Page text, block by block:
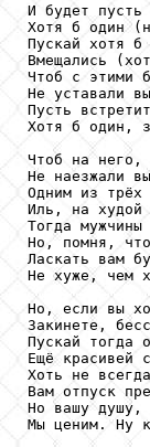
И будет пусть
Хотя б один
Пускай хотя
Вмещались
Чтоб с этими
Не уставали
Пусть
Хотя б один,
Чтоб на него,
Не наезжали
Одним из трёх
Иль, на худой
Тогда
Но, помня,
Ласкать вам
Не хуже, чем
Но, если вы
Закинете,
Пускай тогда
Ещё красивей
Хоть не
Вам отпуск
Но вашу душу,
Мы ценим. Ну